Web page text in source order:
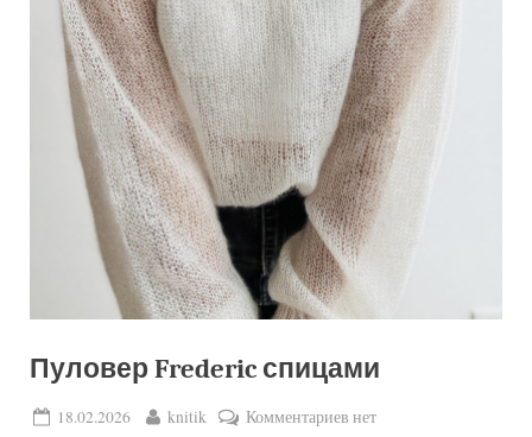
Пуловер Frederic спицами
Posted
18.02.2026 By
knitik Комментариевкнет